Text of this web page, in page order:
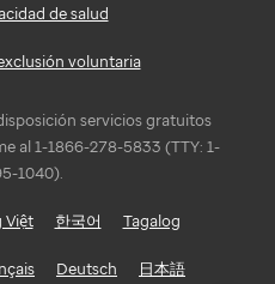
de salud
voluntaria
servicios gratuitos
al 1-1866-278-5833 (TTY: 1-
1040).
Việt 한국어 Tagalog
Deutsch 日本語